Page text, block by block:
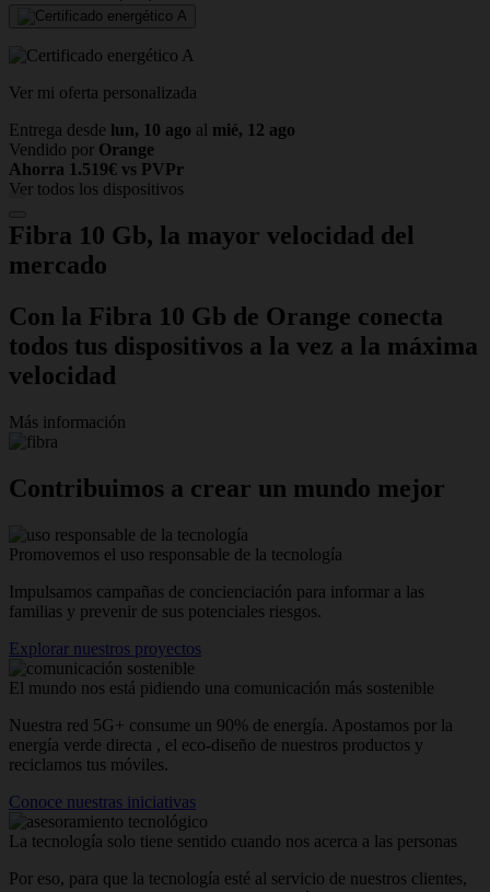
Ver mi oferta personalizada
Entrega desde lun, 10 ago al mié, 12 ago
Vendido por Orange
Ahorra 1.519€ vs PVPr
Ver todos los dispositivos
Fibra 10 Gb, la mayor velocidad del
mercado
Con la Fibra 10 Gb de Orange conecta
todos tus dispositivos a la vez a la máxima
velocidad
Más información
Contribuimos a crear un mundo mejor
Promovemos el uso responsable de la tecnología
Impulsamos campañas de concienciación para informar a las
familias y prevenir de sus potenciales riesgos.
Explorar nuestros proyectos
El mundo nos está pidiendo una comunicación más sostenible
Nuestra red 5G+ consume un 90% de energía. Apostamos por la
energía verde directa , el eco-diseño de nuestros productos y
reciclamos tus móviles.
Conoce nuestras iniciativas
La tecnología solo tiene sentido cuando nos acerca a las personas
Por eso, para que la tecnología esté al servicio de nuestros clientes,